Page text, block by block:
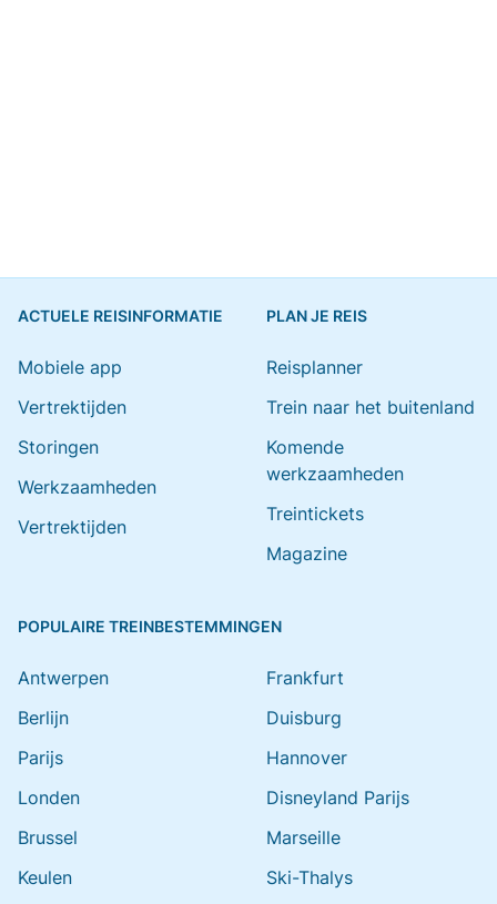
ACTUELE REISINFORMATIE
Mobiele app
Vertrektijden
Storingen
Werkzaamheden
Vertrektijden
PLAN JE REIS
Reisplanner
Trein naar het buitenland
Komende
werkzaamheden
Treintickets
Magazine
POPULAIRE TREINBESTEMMINGEN
Antwerpen
Berlijn
Parijs
Londen
Brussel
Keulen
Frankfurt
Duisburg
Hannover
Disneyland Parijs
Marseille
Ski-Thalys